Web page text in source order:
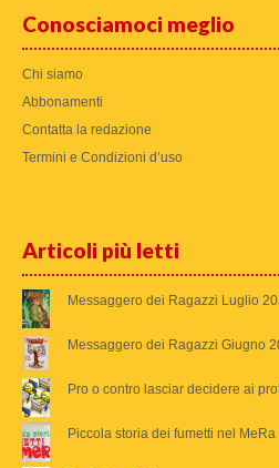
Conosciamoci meglio
Chi siamo
Abbonamenti
Contatta la redazione
Termini e Condizioni d’uso
Articoli più letti
Messaggero dei Ragazzi Luglio
Messaggero dei Ragazzi Giugno
Pro o contro lasciar decidere ai
Piccola storia dei fumetti nel MeRa